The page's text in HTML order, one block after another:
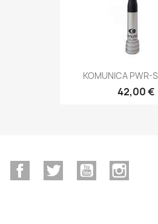
KOMUNICA PWR-
42,00 €
FacebookTwitter YouTube